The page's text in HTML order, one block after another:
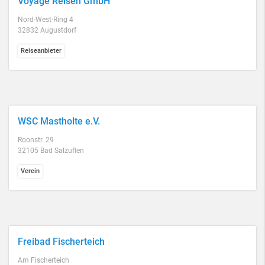
Nord-West-Ring 4
32832 Augustdorf
Reiseanbieter
WSC Mastholte e.V.
Roonstr. 29
32105 Bad Salzuflen
Verein
Freibad Fischerteich
Am Fischerteich